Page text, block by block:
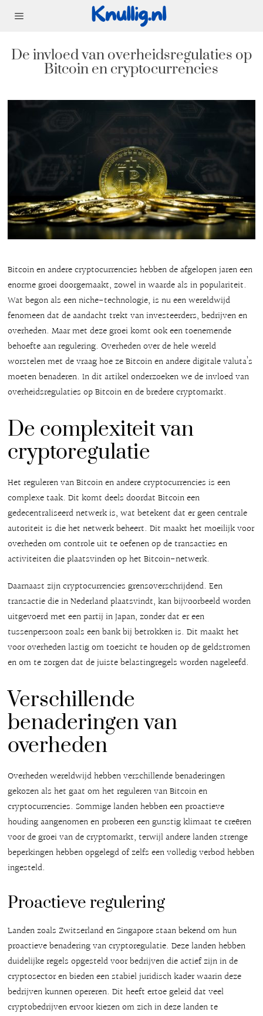
De invloed van overheidsregulaties op
Bitcoin en cryptocurrencies
Bitcoin en andere cryptocurrencies hebben de afgelopen jaren een
enorme groei doorgemaakt, zowel in waarde als in populariteit.
Wat begon als een niche-technologie, is nu een wereldwijd
fenomeen dat de aandacht trekt van investeerders, bedrijven en
overheden. Maar met deze groei komt ook een toenemende
behoefte aan regulering. Overheden over de hele wereld
worstelen met de vraag hoe ze Bitcoin en andere digitale valuta’s
moeten benaderen. In dit artikel onderzoeken we de invloed van
overheidsregulaties op Bitcoin en de bredere cryptomarkt.
De complexiteit van
cryptoregulatie
Het reguleren van Bitcoin en andere cryptocurrencies is een
complexe taak. Dit komt deels doordat Bitcoin een
gedecentraliseerd netwerk is, wat betekent dat er geen centrale
autoriteit is die het netwerk beheert. Dit maakt het moeilijk voor
overheden om controle uit te oefenen op de transacties en
activiteiten die plaatsvinden op het Bitcoin-netwerk.
Daarnaast zijn cryptocurrencies grensoverschrijdend. Een
transactie die in Nederland plaatsvindt, kan bijvoorbeeld worden
uitgevoerd met een partij in Japan, zonder dat er een
tussenpersoon zoals een bank bij betrokken is. Dit maakt het
voor overheden lastig om toezicht te houden op de geldstromen
en om te zorgen dat de juiste belastingregels worden nageleefd.
Verschillende
benaderingen van
overheden
Overheden wereldwijd hebben verschillende benaderingen
gekozen als het gaat om het reguleren van Bitcoin en
cryptocurrencies. Sommige landen hebben een proactieve
houding aangenomen en proberen een gunstig klimaat te creëren
voor de groei van de cryptomarkt, terwijl andere landen strenge
beperkingen hebben opgelegd of zelfs een volledig verbod hebben
ingesteld.
Proactieve regulering
Landen zoals Zwitserland en Singapore staan bekend om hun
proactieve benadering van cryptoregulatie. Deze landen hebben
duidelijke regels opgesteld voor bedrijven die actief zijn in de
cryptosector en bieden een stabiel juridisch kader waarin deze
bedrijven kunnen opereren. Dit heeft ertoe geleid dat veel
cryptobedrijven ervoor kiezen om zich in deze landen te